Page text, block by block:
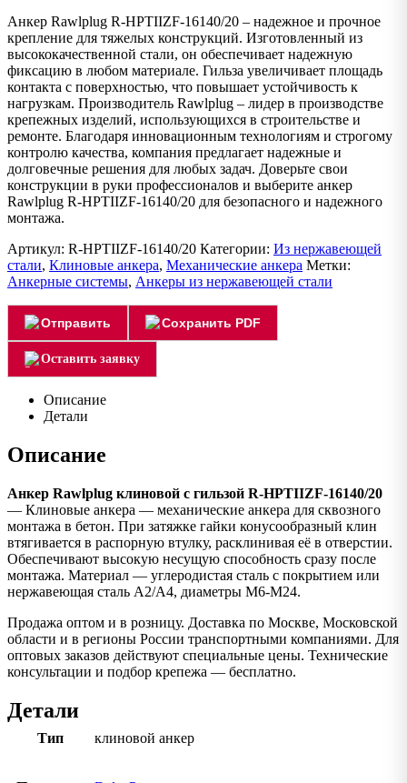
Анкер Rawlplug R-HPTIIZF-16140/20 – надежное и прочное
крепление для тяжелых конструкций. Изготовленный из
высококачественной стали, он обеспечивает надежную
фиксацию в любом материале. Гильза увеличивает площадь
контакта с поверхностью, что повышает устойчивость к
нагрузкам. Производитель Rawlplug – лидер в производстве
крепежных изделий, использующихся в строительстве и
ремонте. Благодаря инновационным технологиям и строгому
контролю качества, компания предлагает надежные и
долговечные решения для любых задач. Доверьте свои
конструкции в руки профессионалов и выберите анкер
Rawlplug R-HPTIIZF-16140/20 для безопасного и надежного
монтажа.
Артикул: R-HPTIIZF-16140/20 Категории: Из нержавеющей
стали, Клиновые анкера, Механические анкера Метки:
Анкерные системы, Анкеры из нержавеющей стали
Отправить Сохранить PDF
Оставить заявку
Описание
Детали
Описание
Анкер Rawlplug клиновой с гильзой R-HPTIIZF-16140/20
— Клиновые анкера — механические анкера для сквозного
монтажа в бетон. При затяжке гайки конусообразный клин
втягивается в распорную втулку, расклинивая её в отверстии.
Обеспечивают высокую несущую способность сразу после
монтажа. Материал — углеродистая сталь с покрытием или
нержавеющая сталь A2/A4, диаметры M6-M24.
Продажа оптом и в розницу. Доставка по Москве, Московской
области и в регионы России транспортными компаниями. Для
оптовых заказов действуют специальные цены. Технические
консультации и подбор крепежа — бесплатно.
Детали
Тип клиновой анкер